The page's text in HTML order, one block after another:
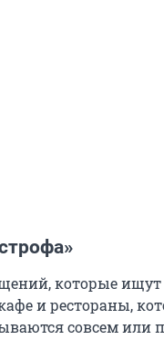
которые ищут
и рестораны,
совсем или